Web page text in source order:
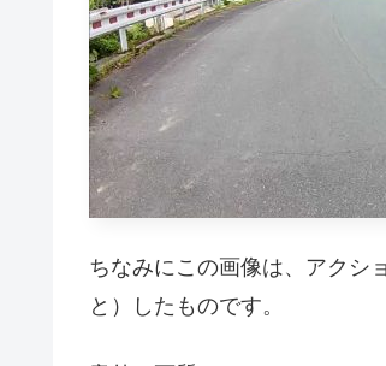
ちなみにこの画像は、アクシ
と）したものです。